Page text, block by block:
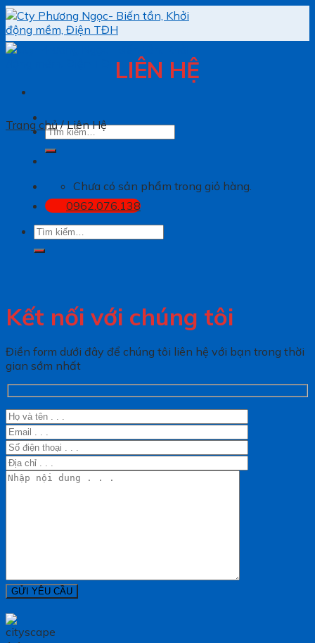
Skip
to
content
Tìm
Chưa có sản phẩm trong giỏ hàng.
0962.076.138
Tìm
LIÊN HỆ
Trang chủ /Liên Hệ
Kết nối với chúng tôi
Điền form dưới đây để chúng tôi liên hệ với bạn trong thời
gian sớm nhất